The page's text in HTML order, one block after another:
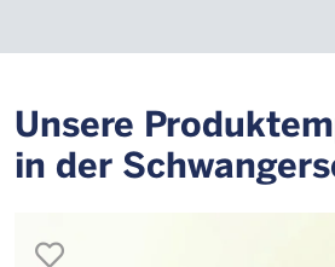
Unsere
in der
merken